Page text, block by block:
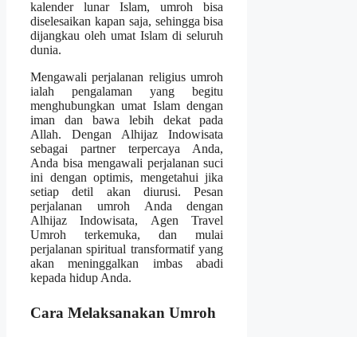
kalender lunar Islam, umroh bisa
diselesaikan kapan saja, sehingga bisa
dijangkau oleh umat Islam di seluruh
dunia.
Mengawali perjalanan religius umroh
ialah pengalaman yang begitu
menghubungkan umat Islam dengan
iman dan bawa lebih dekat pada
Allah. Dengan Alhijaz Indowisata
sebagai partner terpercaya Anda,
Anda bisa mengawali perjalanan suci
ini dengan optimis, mengetahui jika
setiap detil akan diurusi. Pesan
perjalanan umroh Anda dengan
Alhijaz Indowisata, Agen Travel
Umroh terkemuka, dan mulai
perjalanan spiritual transformatif yang
akan meninggalkan imbas abadi
kepada hidup Anda.
Cara Melaksanakan Umroh